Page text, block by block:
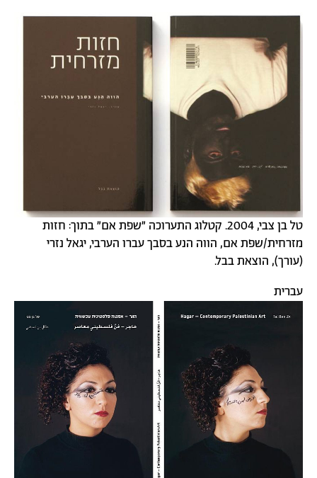
טל בן צבי, 2004. קטלוג התערוכה "שפת אם" בתוך: חזות
מזרחית/שפת אם, הווה הנע בסבך עברו הערבי, יגאל נזרי
(עורך), הוצאת בבל.
עברית
תמונה